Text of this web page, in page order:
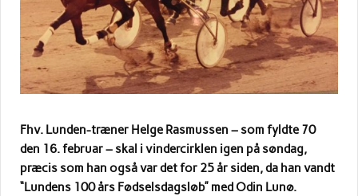
Fhv. Lunden-træner Helge Rasmussen – som fyldte 70
den 16. februar – skal i vindercirklen igen på søndag,
præcis som han også var det for 25 år siden, da han vandt
“Lundens 100 års Fødselsdagsløb” med Odin Lunø.